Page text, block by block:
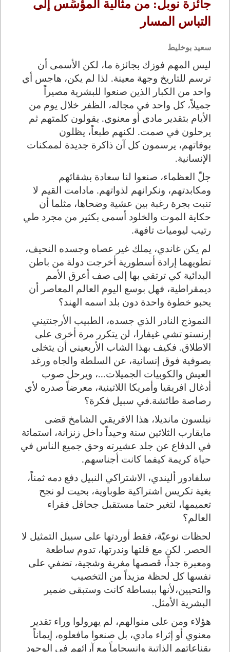
جائزة نوبل: من مثالية المؤسِّس إلى
التباس المسار
سعيد بوخليط
ليس المهم فوزك بجائزة ما، لكن الأسمى أن
ترسم للتاريخ وجهة معينة. لذا لم يكن، هاجس أي
واحد من الكبار الذين صنعوا للبشرية مصيراً
جميلاً، كل واحد في مجاله، الظفر خلال يوم من
الأيام بتقدير مادي أو معنوي. يقولون كلمتهم ثم
يرحلون في صمت. لكنهم طبعاً، يظلون
بوفاتهم، يرسمون كل آن ذاكرة جديدة لممكنات
الإنسانية.
جلّ العظماء، صنعوا لنا سعادة بشقائهم
ومكابدتهم، ونكرانهم لذواتهم. مادامت القيم لا
تنبت بجرة رغبة بين عشية وضحاها، مثلما أن
حكاية الموت والخلود أسمى بكثير من مجرد طي
رتيب ليوميات تافهة.
لم يكن غاندي، يملك غير عصاه وجسده النحيف،
تطويهما إرادة أسطورية أخرجت دولة من باطن
البدائية كي ترتقي بها إلى صف أعرق الأمم
ديمقراطية، فهل بوسع اليوم العالم المعاصر أن
يحبو خطوة واحدة دون بلد اسمه الهند؟
النموذج النادر الذي جسده، الطبيب الأرجنتيني
إرنستو تشي غيفارا، لن يتكرر مرة أخرى على
الاطلاق. فكيف بهذا الشاب الأربعيني أن يتخلى
بصوفية فوق إنسانية، عن السلطة والجاه ورغد
العيش والكوبيات الجميلات...، ويرحل صوب
أدغال افريقيا وأمريكا اللاتينية، معرضاً صدره لأي
رصاصة طائشة.في سبيل فكرة؟
نيلسون مانديلا، هذا الافريقي الشامخ قضى
مايقارب الثلاثين سنة وحيداً داخل زنزانة، استماتة
في الدفاع عن جلد عشيرته وحق جميع الناس في
حياة كريمة كيفما كانت أجناسهم.
سلفادور أليندي، الاشتراكي النبيل دفع دمه ثمناً،
بغية تكريس اشتراكية طوباوية، بحيت لو نجح
تعميمها، لتغير حتما مستقبل جحافل فقراء
العالم؟
لحظات نوعيّة، فقط أوردتها على سبيل التمثيل لا
الحصر. لكن مع قلتها وندرتها، تدوم ساطعة
ومعبرة جداً، قصصها مغرية وشجية، تضفي على
نفسها كل لحظة مزيداً من التخصيب
والتحيين،لأنها ببساطة كانت وستبقى ضمير
البشرية الأمثل.
هؤلاء ومن على منوالهم، لم يهرولوا وراء تقدير
معنوي أو إثراء مادي، بل صنعوا مافعلوه، إيماناً
بقناعاتهم الذاتية وانسجاماً مع آرائهم في الوجود